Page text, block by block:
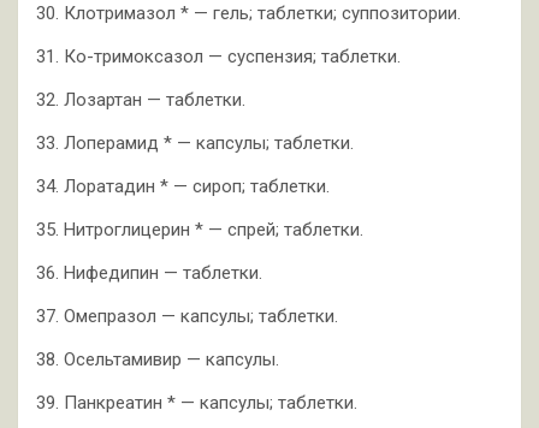
30. Клотримазол * — гель; таблетки; суппозитории.
31. Ко-тримоксазол — суспензия; таблетки.
32. Лозартан — таблетки.
33. Лоперамид * — капсулы; таблетки.
34. Лоратадин * — сироп; таблетки.
35. Нитроглицерин * — спрей; таблетки.
36. Нифедипин — таблетки.
37. Омепразол — капсулы; таблетки.
38. Осельтамивир — капсулы.
39. Панкреатин * — капсулы; таблетки.